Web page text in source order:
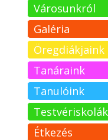
Városunkról
Galéria
Öregdiákjaink
Tanáraink
Tanulóink
Testvériskolák
Étkezés